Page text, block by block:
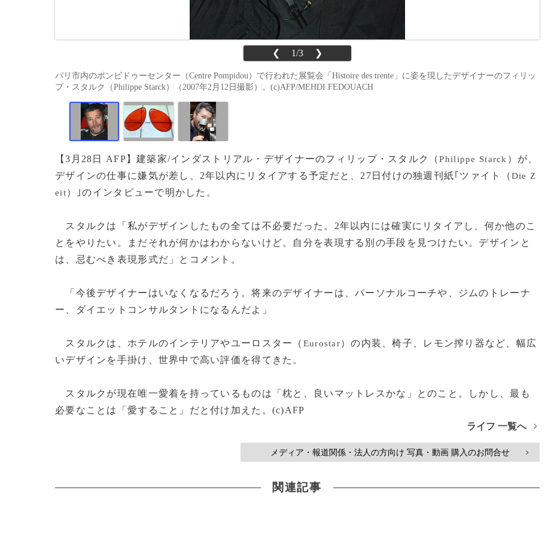
❮ 1/3 ❯
パリ市内のポンピドゥーセンター（Centre Pompidou）で行われた展覧会「Histoire des trente」に姿を現したデザイナーのフィリッ
プ・スタルク（Philippe Starck）（2007年2月12日撮影）。(c)AFP/MEHDI FEDOUACH
【3月28日 AFP】建築家/インダストリアル・デザイナーのフィリップ・スタルク（Philippe Starck ）が、
デザインの仕事に嫌気が差し、2年以内にリタイアする予定だと、27日付けの独週刊紙｢ツァイト（Die Z
eit）｣のインタビューで明かした。
スタルクは「私がデザインしたもの全ては不必要だった。2年以内には確実にリタイアし、何か他のこ
とをやりたい。まだそれが何かはわからないけど。自分を表現する別の手段を見つけたい。デザインと
は、忌むべき表現形式だ」とコメント。
「今後デザイナーはいなくなるだろう。将来のデザイナーは、パーソナルコーチや、ジムのトレーナ
ー、ダイエットコンサルタントになるんだよ」
スタルクは、ホテルのインテリアやユーロスター（ Eurostar）の内装、椅子、レモン搾り器など、幅広
いデザインを手掛け、世界中で高い評価を得てきた。
スタルクが現在唯一愛着を持っているものは「枕と、良いマットレスかな」とのこと。しかし、最も
必要なことは「愛すること」だと付け加えた。(c)AFP
ライフ 一覧へ
>
メディア・報道関係・法人の方向け 写真・動画 購入のお問合せ >
関連記事